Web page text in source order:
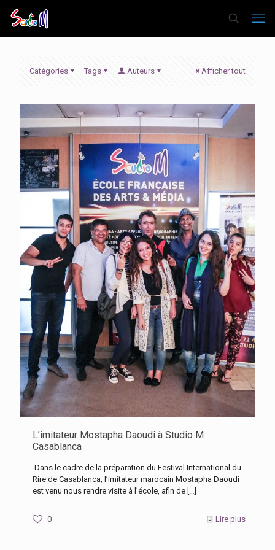
Catégories Tags Auteurs Afficher tout
L’imitateur Mostapha Daoudi à Studio M
Casablanca
Dans le cadre de la préparation du Festival International du
Rire de Casablanca, l’imitateur marocain Mostapha Daoudi
est venu nous rendre visite à l’école, afin de
0 Lire plus